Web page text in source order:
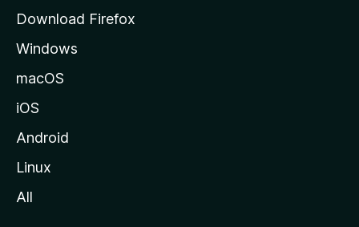
Download Firefox
Windows
macOS
iOS
Android
Linux
All